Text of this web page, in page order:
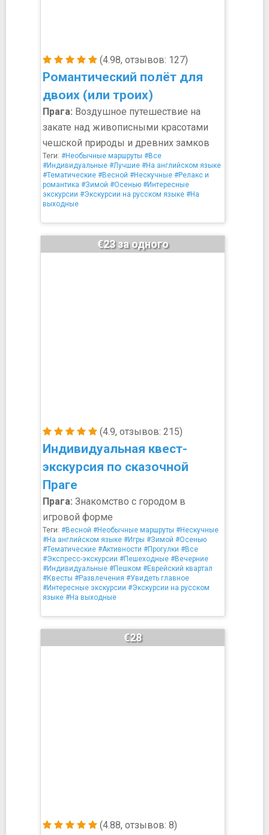
(4.98, отзывов: 127)
Романтический полёт для
двоих (или троих)
Прага: Воздушное путешествие на
закате над живописными красотами
чешской природы и древних замков
Теги: #Необычные маршруты #Все
#Индивидуальные #Лучшие #На английском языке
#Тематические #Весной #Нескучные #Релакс и
романтика #Зимой #Осенью #Интересные
экскурсии #Экскурсии на русском языке #На
выходные
(4.9, отзывов: 215)
Индивидуальная квест-
экскурсия по сказочной
Праге
€23 за одного
Прага: Знакомство с городом в
игровой форме
Теги: #Весной #Необычные маршруты #Нескучные
#На английском языке #Игры #Зимой #Осенью
#Тематические #Активности #Прогулки #Все
#Экспресс-экскурсии #Пешеходные #Вечерние
#Индивидуальные #Пешком #Еврейский квартал
#Квесты #Развлечения #Увидеть главное
#Интересные экскурсии #Экскурсии на русском
языке #На выходные
(4.88, отзывов: 8)
€28